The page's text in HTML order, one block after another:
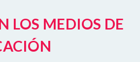
LOS MEDIOS DE